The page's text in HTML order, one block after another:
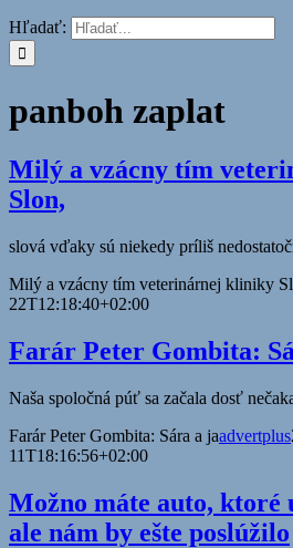
Hľadať:
panboh zaplat
Milý a vzácny tím
Slon,
slová vďaky sú niekedy príliš
Milý a vzácny tím veterinárnej kliniky
22T12:18:40+02:00
Farár Peter Gombita:
Naša spoločná púť sa začala dosť
Farár Peter Gombita: Sára a jaadvertplus
11T18:16:56+02:00
Možno máte auto, ktoré
ale nám by ešte poslúžilo